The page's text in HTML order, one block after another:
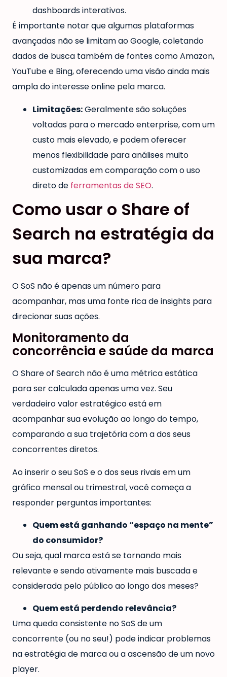
dashboards interativos.
É importante notar que algumas plataformas
avançadas não se limitam ao Google, coletando
dados de busca também de fontes como Amazon,
YouTube e Bing, oferecendo uma visão ainda mais
ampla do interesse online pela marca.
Limitações:Geralmente são soluções
voltadas para o mercado enterprise, com um
custo mais elevado, e podem oferecer
menos flexibilidade para análises muito
customizadas em comparação com o uso
direto de ferramentas de SEO.
Como usar o Share of
Search na estratégia da
sua marca?
O SoS não é apenas um número para
acompanhar, mas uma fonte rica de insights para
direcionar suas ações.
Monitoramento da
concorrência e saúde da marca
O Share of Search não é uma métrica estática
para ser calculada apenas uma vez. Seu
verdadeiro valor estratégico está em
acompanhar sua evolução ao longo do tempo,
comparando a sua trajetória com a dos seus
concorrentes diretos.
Ao inserir o seu SoS e o dos seus rivais em um
gráfico mensal ou trimestral, você começa a
responder perguntas importantes:
Quem está ganhando “espaço na mente”
do consumidor?
Ou seja, qual marca está se tornando mais
relevante e sendo ativamente mais buscada e
considerada pelo público ao longo dos meses?
Quem está perdendo relevância?
Uma queda consistente no SoS de um
concorrente (ou no seu!) pode indicar problemas
na estratégia de marca ou a ascensão de um novo
player.